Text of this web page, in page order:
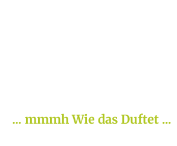
... mmmh Wie das Duftet ...